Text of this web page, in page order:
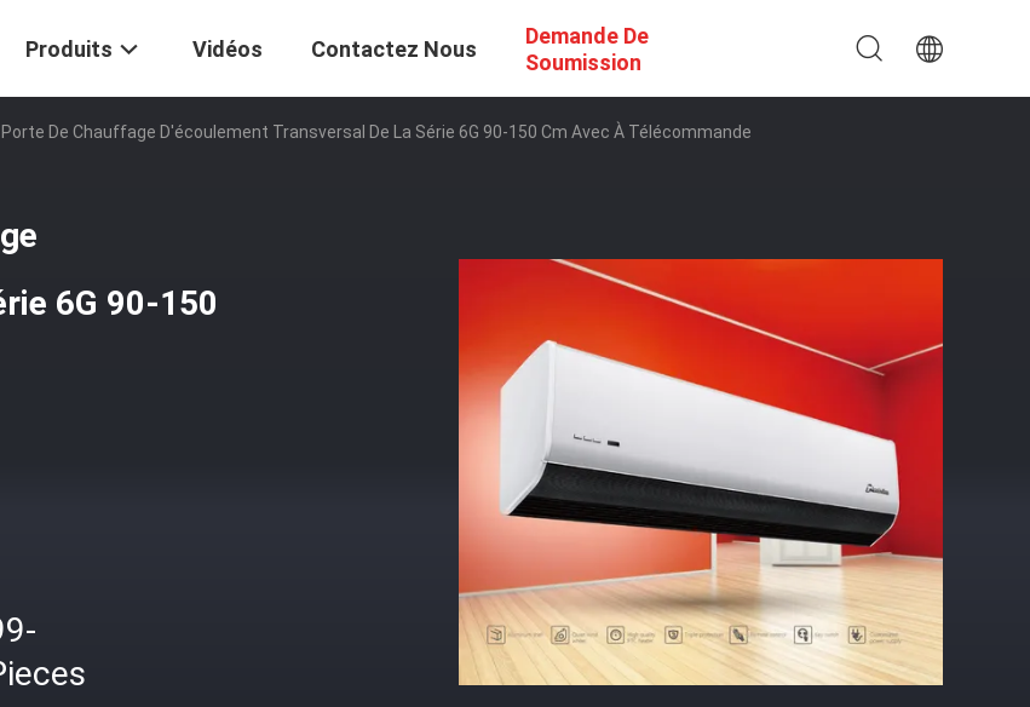
Produits Vidéos Contactez Nous
Demande De
Soumission
Porte De Chauffage D'écoulement Transversal De La Série 6G 90-150 Cm Avec À Télécommande
6G 90-150